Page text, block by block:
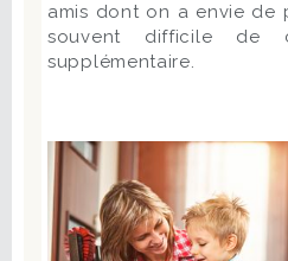
amis dont on a envie de
souvent difficile de
supplémentaire.